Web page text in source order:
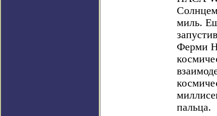
миль.
Ферми
пальца.